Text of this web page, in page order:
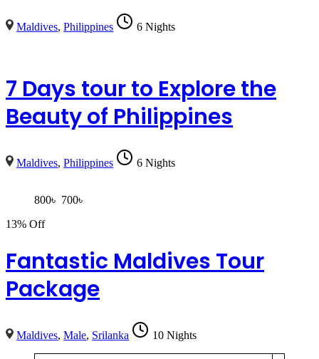
Maldives,Philippines 6 Nights
7 Days tour to Explore the
Beauty of Philippines
Maldives,Philippines 6 Nights
800৳ 700৳
13% Off
Fantastic Maldives Tour
Package
Maldives,Male, Srilanka 10 Nights